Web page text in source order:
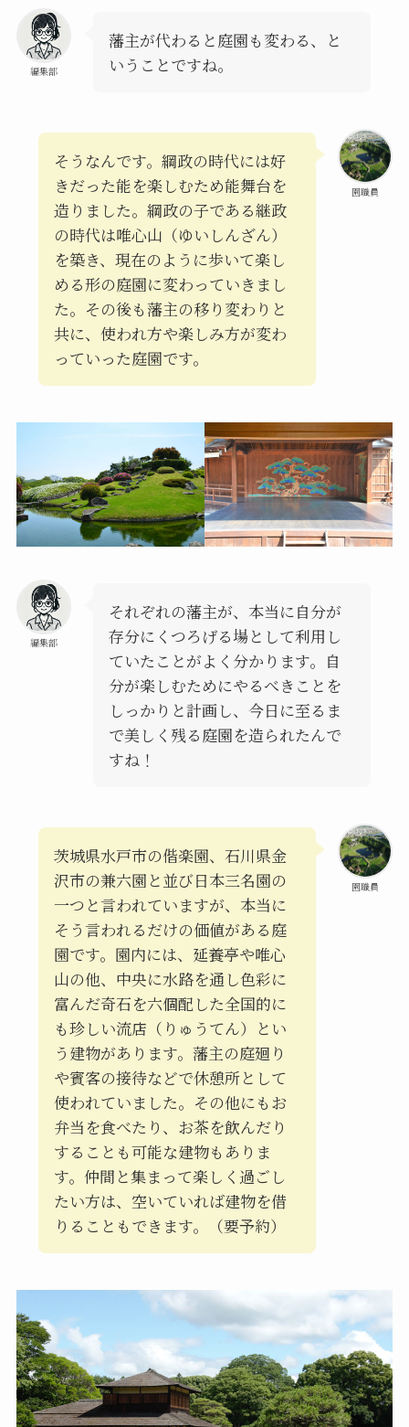
編集部
藩主が代わると庭園も変わる、と
いうことですね。
園職員
そうなんです。綱政の時代には好
きだった能を楽しむため能舞台を
造りました。綱政の子である継政
の時代は唯心山（ゆいしんざん）
を築き、現在のように歩いて楽し
める形の庭園に変わっていきまし
た。その後も藩主の移り変わりと
共に、使われ方や楽しみ方が変わ
っていった庭園です。
編集部
それぞれの藩主が、本当に自分が
存分にくつろげる場として利用し
ていたことがよく分かります。自
分が楽しむためにやるべきことを
しっかりと計画し、今日に至るま
で美しく残る庭園を造られたんで
すね！
園職員
茨城県水戸市の偕楽園、石川県金
沢市の兼六園と並び日本三名園の
一つと言われていますが、本当に
そう言われるだけの価値がある庭
園です。園内には、延養亭や唯心
山の他、中央に水路を通し色彩に
富んだ奇石を六個配した全国的に
も珍しい流店（りゅうてん）とい
う建物があります。藩主の庭廻り
や賓客の接待などで休憩所として
使われていました。その他にもお
弁当を食べたり、お茶を飲んだり
することも可能な建物もありま
す。仲間と集まって楽しく過ごし
たい方は、空いていれば建物を借
りることもできます。（要予約）